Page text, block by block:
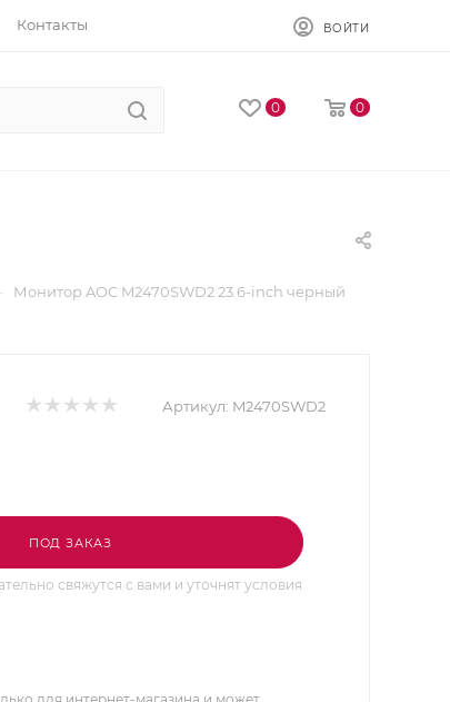
Контакты ВОЙТИ
0 0
Монитор AOC M2470SWD2 23.6-inch черный
Артикул: M2470SWD2
ПОД ЗАКАЗ
свяжутся с вами и уточнят условия